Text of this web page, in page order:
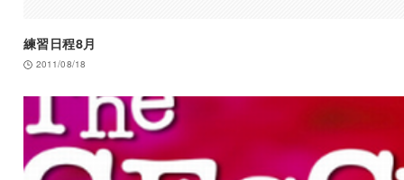
練習日程8月
2011/08/18